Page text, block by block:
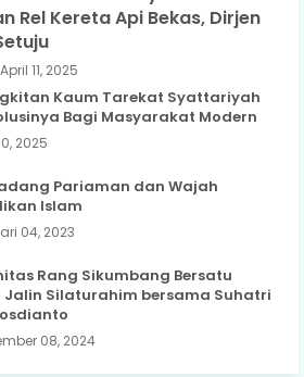
Rel Kereta Api Bekas, Dirjen
April 11, 2025
Kaum Tarekat Syattariyah
Bagi Masyarakat Modern
2025
Pariaman dan Wajah
Islam
04, 2023
Rang Sikumbang Bersatu
Jalin Silaturahim bersama Suhatri
08, 2024